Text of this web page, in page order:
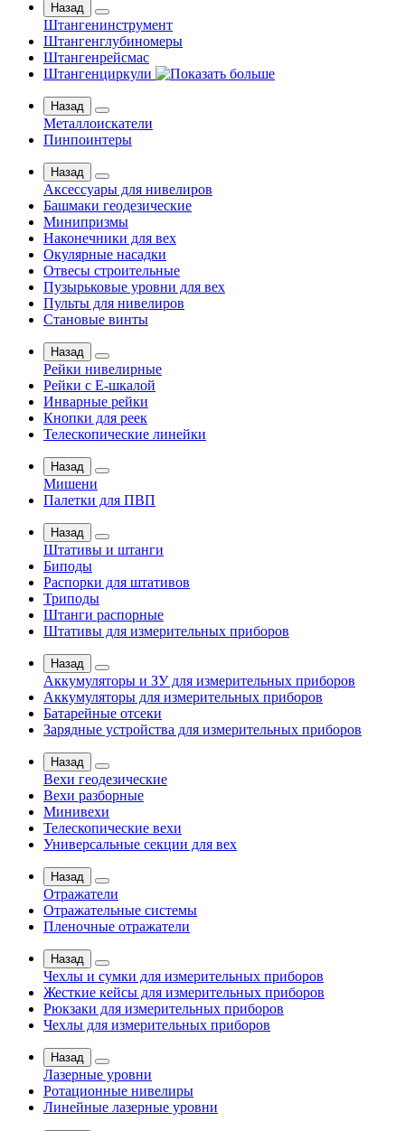
Назад
Штангенинструмент
Штангенглубиномеры
Штангенрейсмас
Штангенциркули
Назад
Металлоискатели
Пинпоинтеры
Назад
Аксессуары для нивелиров
Башмаки геодезические
Минипризмы
Наконечники для вех
Окулярные насадки
Отвесы строительные
Пузырьковые уровни для вех
Пульты для нивелиров
Становые винты
Назад
Рейки нивелирные
Рейки с Е-шкалой
Инварные рейки
Кнопки для реек
Телескопические линейки
Назад
Мишени
Палетки для ПВП
Назад
Штативы и штанги
Биподы
Распорки для штативов
Триподы
Штанги распорные
Штативы для измерительных приборов
Назад
Аккумуляторы и ЗУ для измерительных приборов
Аккумуляторы для измерительных приборов
Батарейные отсеки
Зарядные устройства для измерительных приборов
Назад
Вехи геодезические
Вехи разборные
Минивехи
Телескопические вехи
Универсальные секции для вех
Назад
Отражатели
Отражательные системы
Пленочные отражатели
Назад
Чехлы и сумки для измерительных приборов
Жесткие кейсы для измерительных приборов
Рюкзаки для измерительных приборов
Чехлы для измерительных приборов
Назад
Лазерные уровни
Ротационные нивелиры
Линейные лазерные уровни